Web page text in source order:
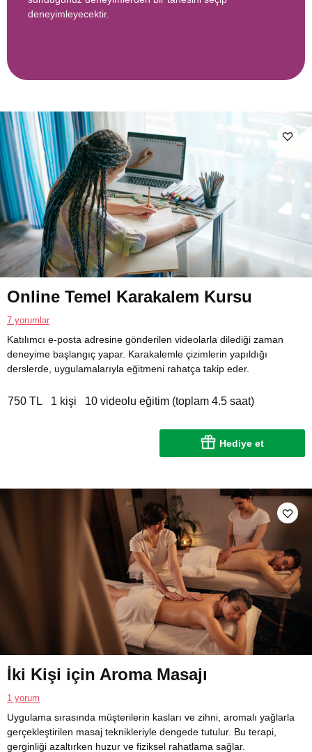
deneyimleyecektir.
Online Temel Karakalem Kursu
7 yorumlar
Katılımcı e-posta adresine gönderilen videolarla dilediği zaman
deneyime başlangıç yapar. Karakalemle çizimlerin yapıldığı
derslerde, uygulamalarıyla eğitmeni rahatça takip eder.
750 TL 1 kişi 10 videolu eğitim (toplam 4.5 saat)
Hediye et
İki Kişi için Aroma Masajı
1 yorum
Uygulama sırasında müşterilerin kasları ve zihni, aromalı yağlarla
gerçekleştirilen masaj teknikleriyle dengede tutulur. Bu terapi,
gerginliği azaltırken huzur ve fiziksel rahatlama sağlar.